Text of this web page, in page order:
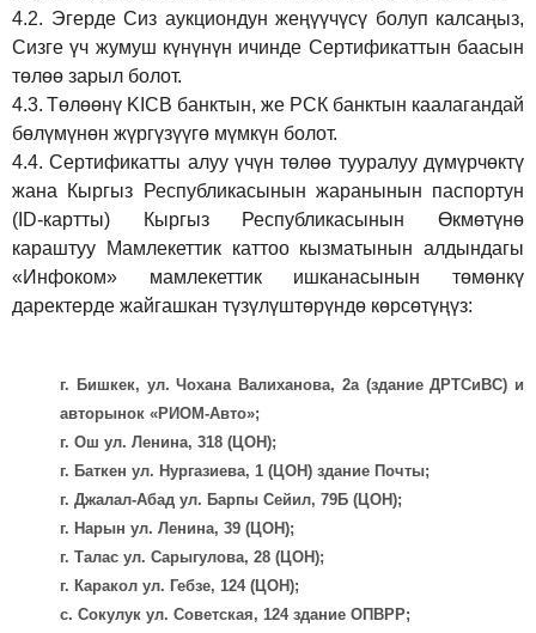
4.2. Эгерде Сиз аукциондун жеңүүчүсү болуп калсаңыз,
Сизге үч жумуш күнүнүн ичинде Сертификаттын баасын
төлөө зарыл болот.
4.3. Төлөөнү KICB банктын, же РСК банктын каалагандай
бөлүмүнөн жүргүзүүгө мүмкүн болот.
4.4.Сертификатты алуу үчүн төлөө тууралуу дүмүрчөктү
жана Кыргыз Республикасынын жаранынын паспортун
(ID-картты) Кыргыз Республикасынын Өкмөтүнө
караштуу Мамлекеттик каттоо кызматынын алдындагы
«Инфоком» мамлекеттик ишканасынын төмөнкү
даректерде жайгашкан түзүлүштөрүндө көрсөтүңүз:
г. Бишкек, ул. Чохана Валиханова, 2а (здание ДРТСиВС) и
авторынок «РИОМ-Авто»;
г. Ош ул. Ленина, 318 (ЦОН);
г. Баткен ул. Нургазиева, 1 (ЦОН) здание Почты;
г. Джалал-Абад ул. Барпы Сейил, 79Б (ЦОН);
г. Нарын ул. Ленина, 39 (ЦОН);
г. Талас ул. Сарыгулова, 28 (ЦОН);
г. Каракол ул. Гебзе, 124 (ЦОН);
с. Сокулук ул. Советская, 124 здание ОПВРР;